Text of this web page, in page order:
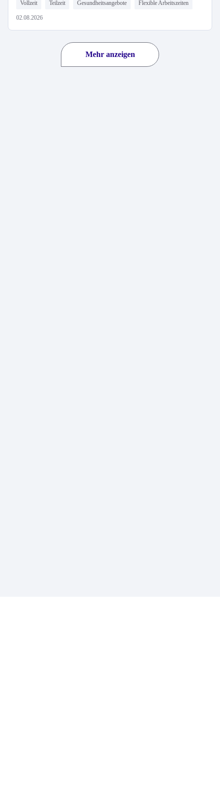
Vollzeit Teilzeit Gesundheitsangebote Flexible Arbeitszeiten
02.08.2026
Mehr anzeigen